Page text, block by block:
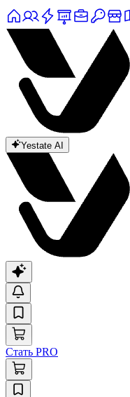
Yestate AI
Стать PRO